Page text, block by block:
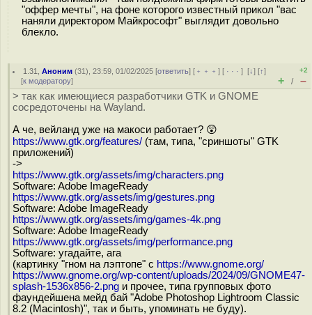
"оффер мечты", на фоне которого известный прикол "вас
наняли директором Майкрософт" выглядит довольно
блекло.
1.31 ,Аноним (31), 23:59, 01/02/2025 [ответить] [ ﹢﹢﹢] [ · · ·][↓] [↑]
[к модератору]
+2
+ / –
> так как имеющиеся разработчики GTK и GNOME
сосредоточены на Wayland.
А че, вейланд уже на макоси работает? 😲
https://www.gtk.org/features/ (там, типа, "сриншоты" GTK
приложений)
->
https://www.gtk.org/assets/img/characters.png
Software: Adobe ImageReady
https://www.gtk.org/assets/img/gestures.png
Software: Adobe ImageReady
https://www.gtk.org/assets/img/games-4k.png
Software: Adobe ImageReady
https://www.gtk.org/assets/img/performance.png
Software: угадайте, ага
(картинку "гном на лэптопе" c https://www.gnome.org/
https://www.gnome.org/wp-content/uploads/2024/09/GNOME47-
splash-1536x856-2.png и прочее, типа групповых фото
фаундейшена мейд бай "Adobe Photoshop Lightroom Classic
8.2 (Macintosh)", так и быть, упоминать не буду).